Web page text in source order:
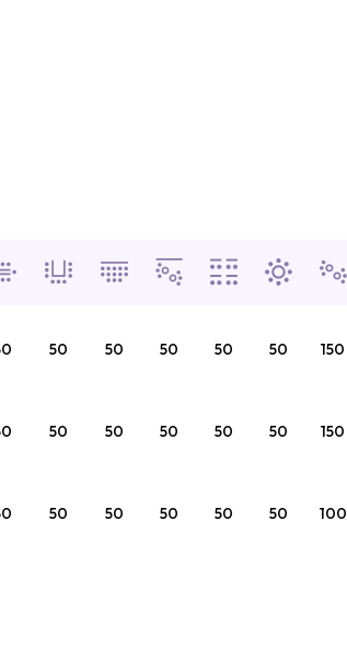
50 50 50 50 50 150
50 50 50 50 50 150
50 50 50 50 50 100